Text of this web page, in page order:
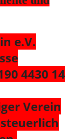
e.V.
4430 14
Verein